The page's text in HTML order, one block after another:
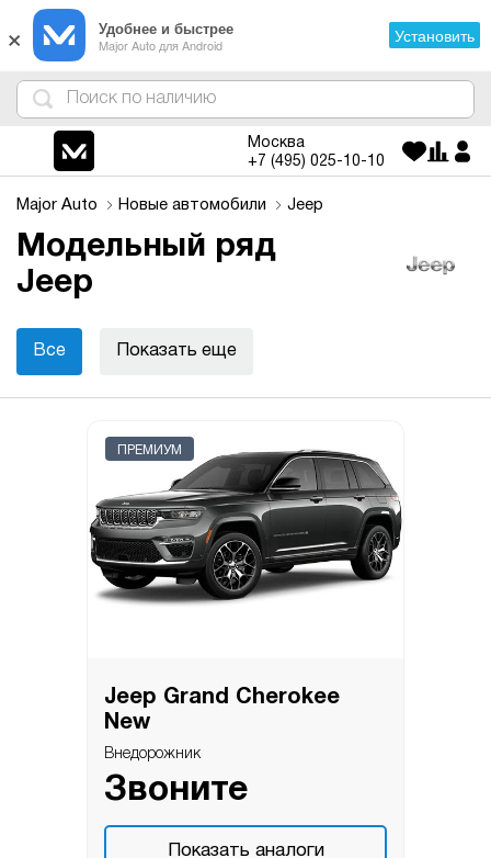
4
1
3
2
Москва
+7 (495) 025-10-10
Major Auto Новые автомобили Jeep
Модельный ряд
Jeep
Все Показать еще
ПРЕМИУМ
Jeep Grand Cherokee
New
Внедорожник
Звоните
Показать аналоги
× Удобнее и быстрее
Major Auto для Android Установить